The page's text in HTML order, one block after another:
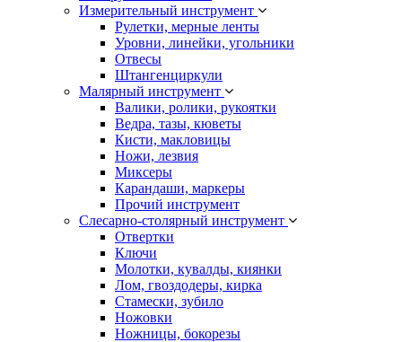
Измерительный инструмент
Рулетки, мерные ленты
Уровни, линейки, угольники
Отвесы
Штангенциркули
Малярный инструмент
Валики, ролики, рукоятки
Ведра, тазы, кюветы
Кисти, макловицы
Ножи, лезвия
Миксеры
Карандаши, маркеры
Прочий инструмент
Слесарно-столярный инструмент
Отвертки
Ключи
Молотки, кувалды, киянки
Лом, гвоздодеры, кирка
Стамески, зубило
Ножовки
Ножницы, бокорезы